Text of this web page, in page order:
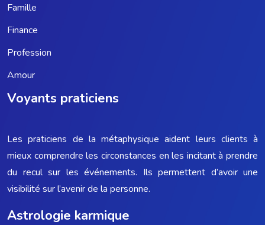
Famille
Finance
Profession
Amour
Voyants praticiens
Les praticiens de la métaphysique aident leurs clients à
mieux comprendre les circonstances en les incitant à prendre
du recul sur les événements. Ils permettent d’avoir une
visibilité sur l’avenir de la personne.
Astrologie karmique